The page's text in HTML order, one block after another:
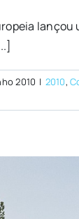
2010 | 2010,